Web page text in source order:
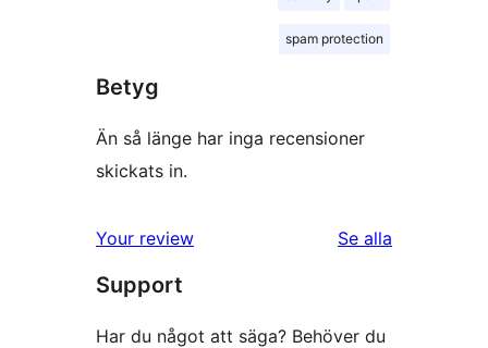
spam protection
Betyg
Än så länge har inga recensioner
skickats in.
Your review Se alla
Support
Har du något att säga? Behöver du